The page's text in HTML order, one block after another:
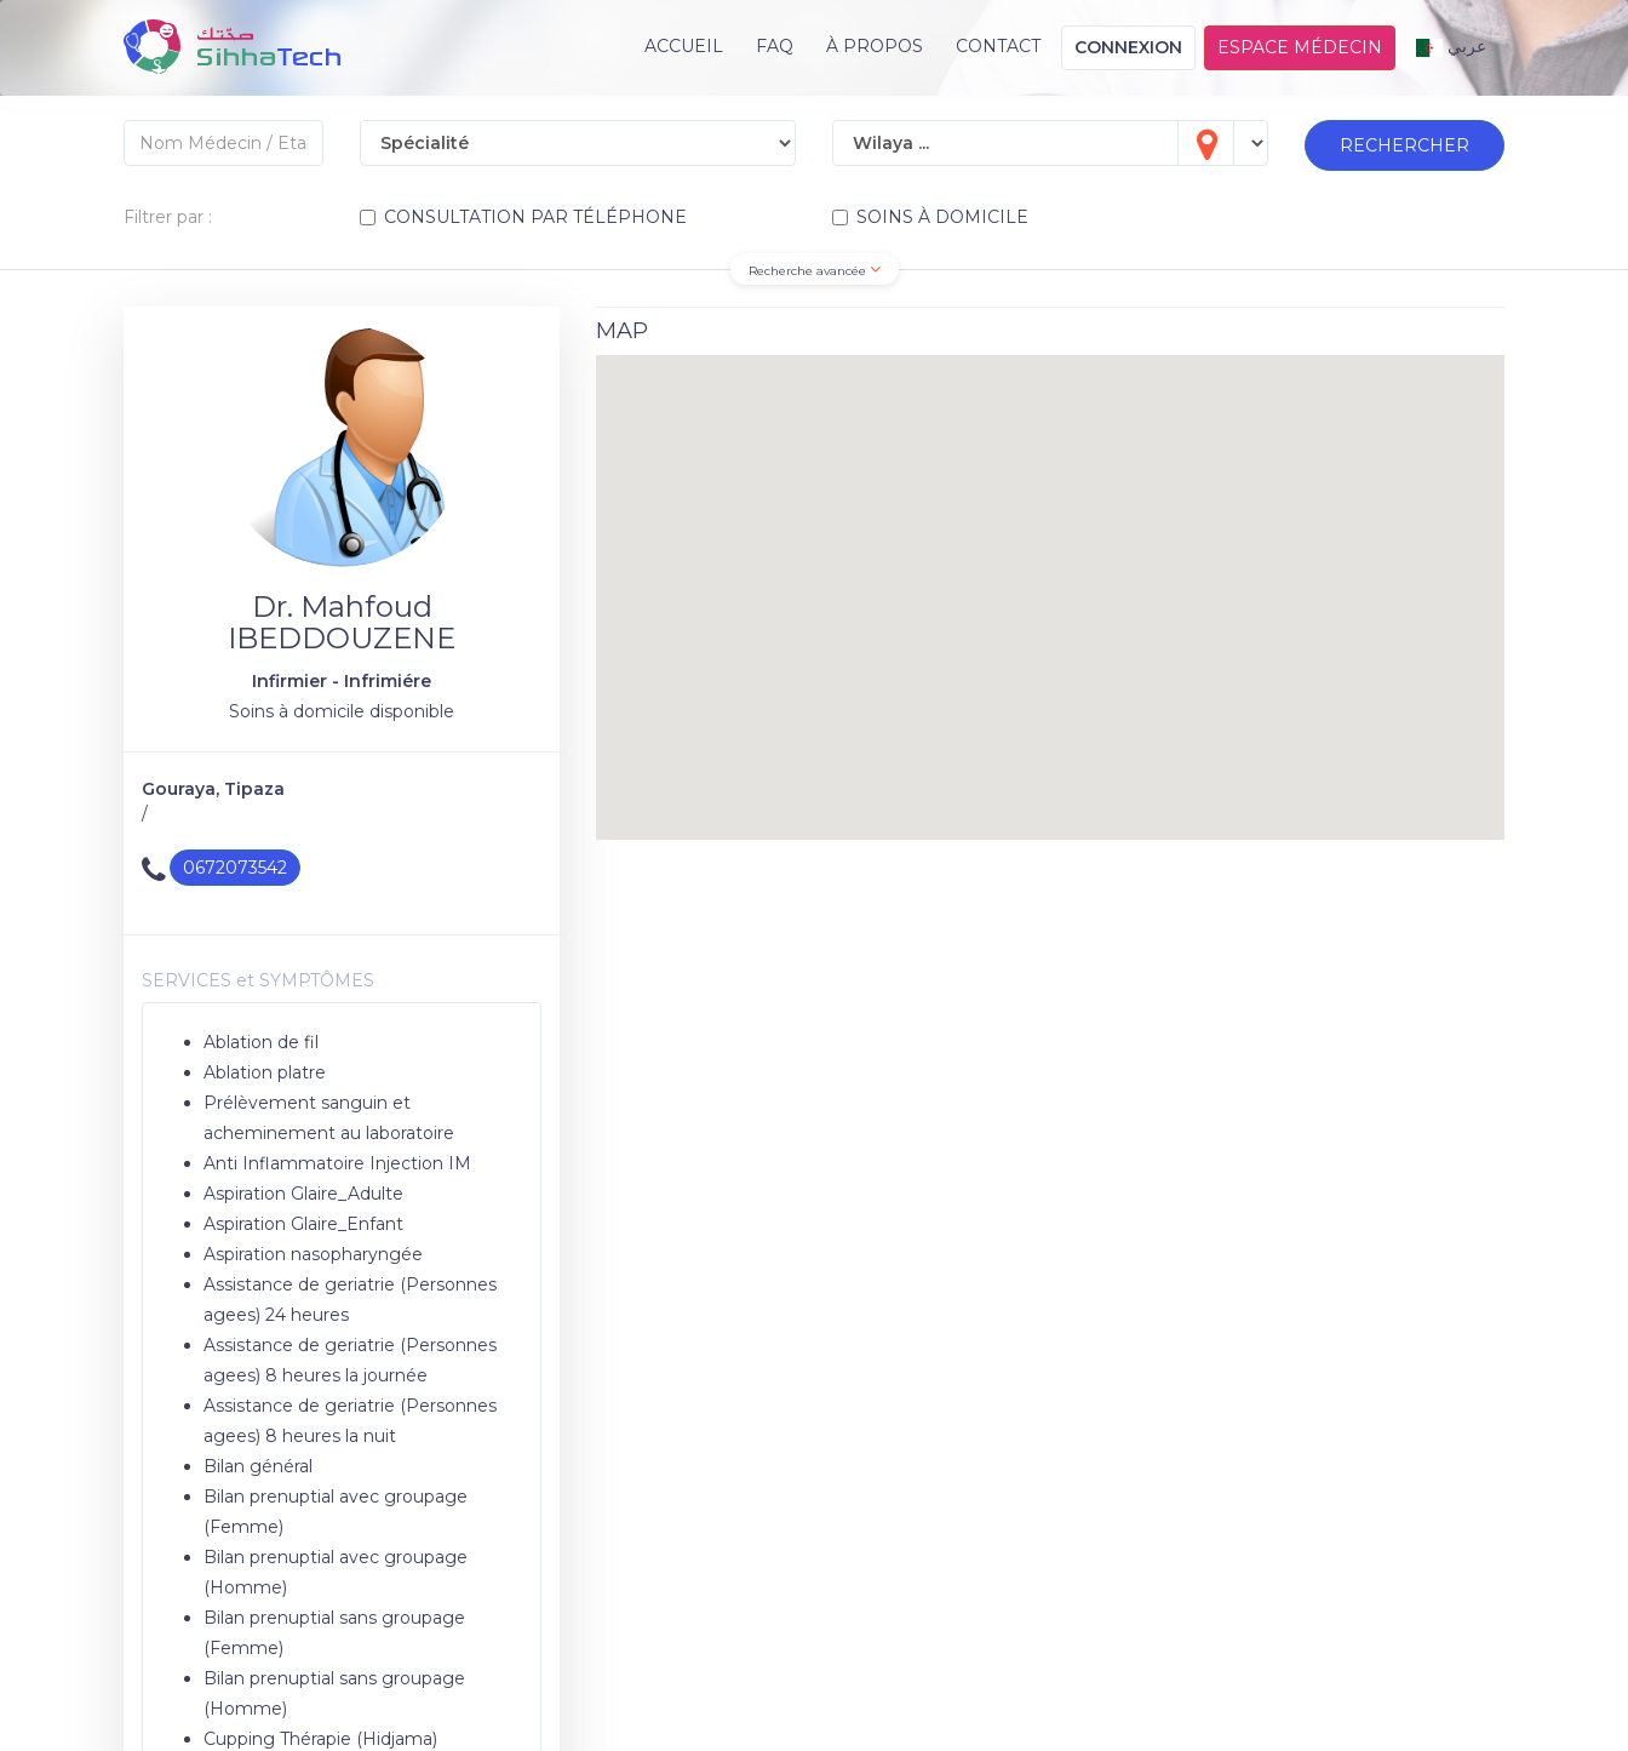
ACCUEIL FAQ À PROPOS CONTACT CONNEXION ESPACE MÉDECIN عربي
RECHERCHER
Filtrer par : CONSULTATION PAR TÉLÉPHONE SOINS À DOMICILE
Recherche avancée
Dr. Mahfoud
IBEDDOUZENE
Infirmier - Infrimiére
Soins à domicile disponible
Gouraya, Tipaza
/
0672073542
SERVICES et SYMPTÔMES
Ablation de fil
Ablation platre
Prélèvement sanguin et
acheminement au laboratoire
Anti Inflammatoire Injection IM
Aspiration Glaire_Adulte
Aspiration Glaire_Enfant
Aspiration nasopharyngée
Assistance de geriatrie (Personnes
agees) 24 heures
Assistance de geriatrie (Personnes
agees) 8 heures la journée
Assistance de geriatrie (Personnes
agees) 8 heures la nuit
Bilan général
Bilan prenuptial avec groupage
(Femme)
Bilan prenuptial avec groupage
(Homme)
Bilan prenuptial sans groupage
(Femme)
Bilan prenuptial sans groupage
(Homme)
Cupping Thérapie (Hidjama)
MAP